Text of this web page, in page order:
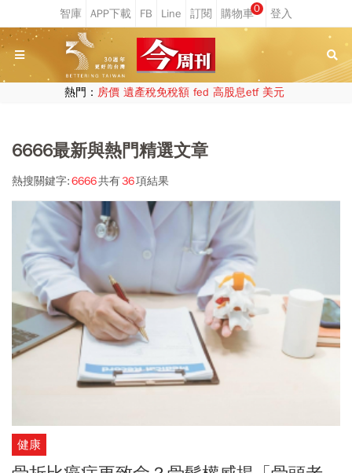
0
熱門： 房價 遺產稅免稅額 fed 高股息etf 美元
6666最新與熱門精選文章
熱搜關鍵字:6666共有36項結果
健康